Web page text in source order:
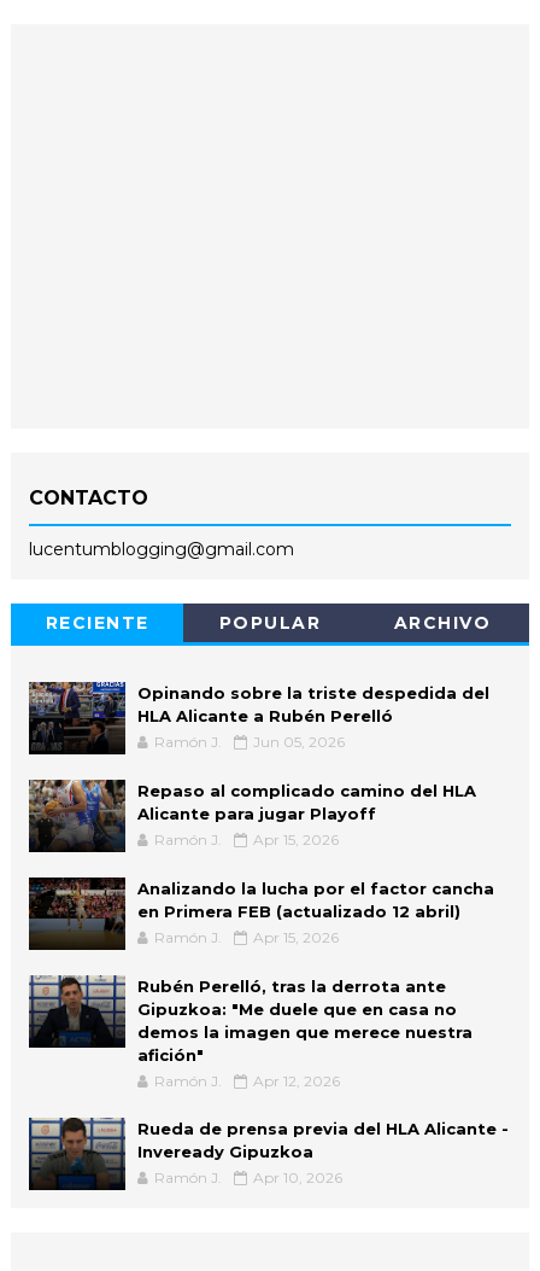
CONTACTO
lucentumblogging@gmail.com
RECIENTE POPULAR ARCHIVO
Opinando sobre la triste despedida del
HLA Alicante a Rubén Perelló
Ramón J. Jun 05, 2026
Repaso al complicado camino del HLA
Alicante para jugar Playoff
Ramón J. Apr 15, 2026
Analizando la lucha por el factor cancha
en Primera FEB (actualizado 12 abril)
Ramón J. Apr 15, 2026
Rubén Perelló, tras la derrota ante
Gipuzkoa: "Me duele que en casa no
demos la imagen que merece nuestra
afición"
Ramón J. Apr 12, 2026
Rueda de prensa previa del HLA Alicante -
Inveready Gipuzkoa
Ramón J. Apr 10, 2026